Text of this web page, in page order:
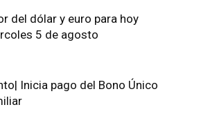
del dólar y euro para hoy
5 de agosto
Inicia pago del Bono Único